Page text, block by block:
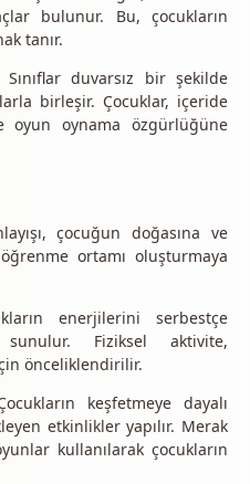
bulunur. Bu, çocukların
tanır.
Sınıflar duvarsız bir şekilde
birleşir. Çocuklar, içeride
oyun oynama özgürlüğüne
çocuğun doğasına ve
ortamı oluşturmaya
enerjilerini serbestçe
Fiziksel aktivite,
önceliklendirilir.
keşfetmeye dayalı
etkinlikler yapılır. Merak
kullanılarak çocukların